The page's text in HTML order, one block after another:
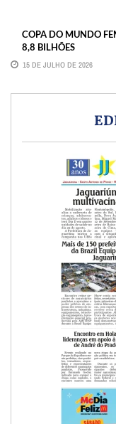
COPA DO MUNDO
8,8 BILHÕES
15 DE JULHO DE 2026